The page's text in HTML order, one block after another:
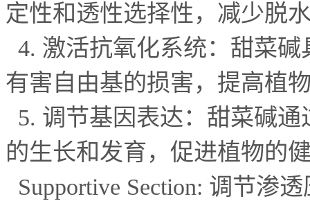
定性和透性选择性，减少脱
4. 激活抗氧化系统：甜菜
有害自由基的损害，提高植
5. 调节基因表达：甜菜碱
的生长和发育，促进植物的
Supportive Section: 调节渗